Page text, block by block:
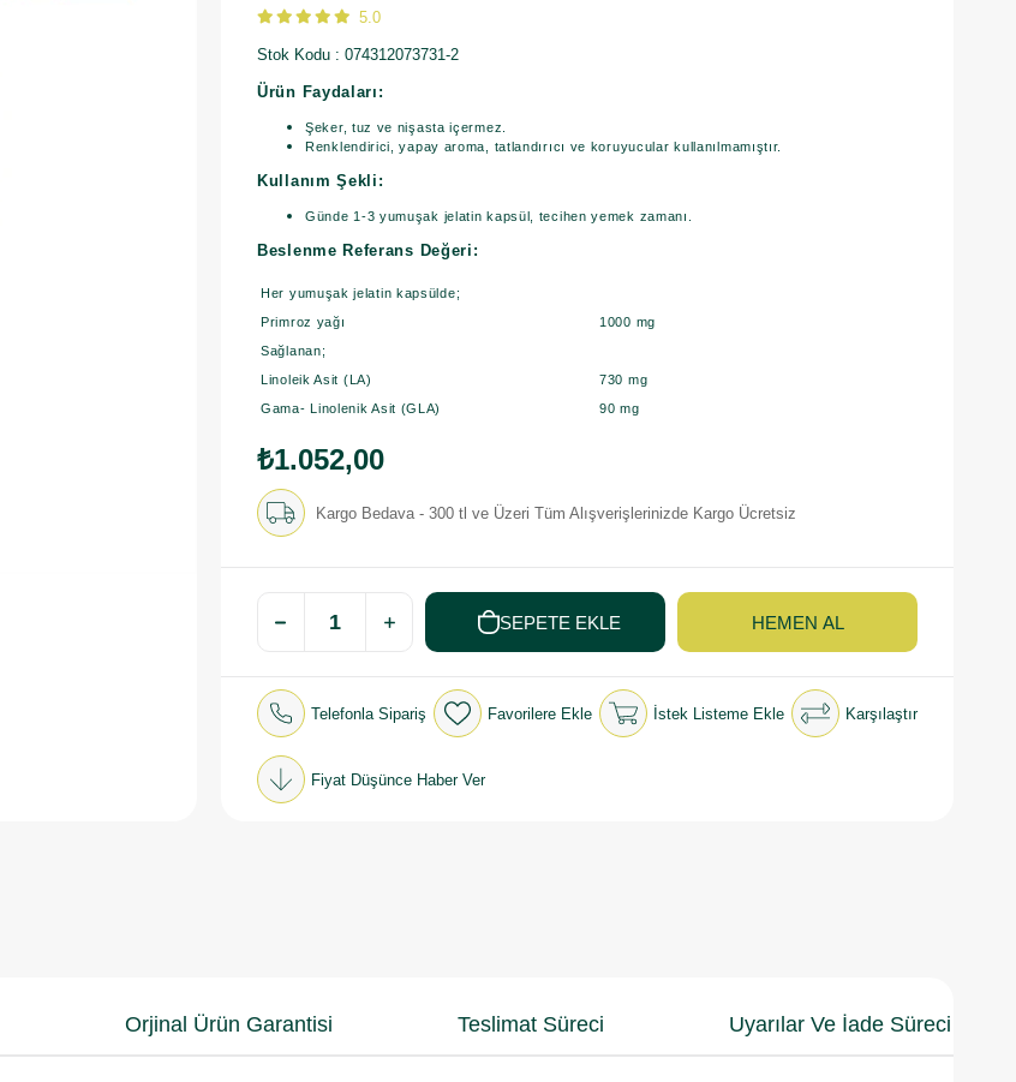
5.0
Stok Kodu 074312073731-2
Ürün Faydaları:
Şeker, tuz ve nişasta içermez.
Renklendirici, yapay aroma, tatlandırıcı ve koruyucular kullanılmamıştır.
Kullanım Şekli:
Günde 1-3 yumuşak jelatin kapsül, tecihen yemek zamanı.
Beslenme Referans Değeri:
Her yumuşak jelatin kapsülde;
Primroz yağı
1000 mg
Sağlanan;
Linoleik Asit (LA)
730 mg
Gama- Linolenik Asit (GLA)
90 mg
₺1.052,00
Kargo Bedava - 300 tl ve Üzeri Tüm Alışverişlerinizde Kargo Ücretsiz
Telefonla Sipariş Favorilere Ekle İstek Listeme Ekle Karşılaştır
Fiyat Düşünce Haber Ver
Orjinal Ürün Garantisi Teslimat Süreci Uyarılar Ve İade Süreci